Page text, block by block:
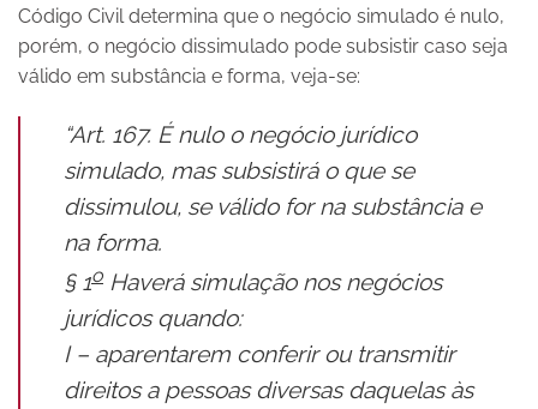
Código Civil determina que o negócio simulado é nulo,
porém, o negócio dissimulado pode subsistir caso seja
válido em substância e forma, veja-se:
“Art. 167. É nulo o negócio jurídico
simulado, mas subsistirá o que se
dissimulou, se válido for na substância e
na forma.
§ 1o Haverá simulação nos negócios
jurídicos quando:
I – aparentarem conferir ou transmitir
direitos a pessoas diversas daquelas às